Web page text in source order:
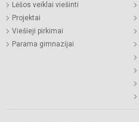
Lėšos veiklai viešinti
Projektai
Viešieji pirkimai
Parama gimnazijai